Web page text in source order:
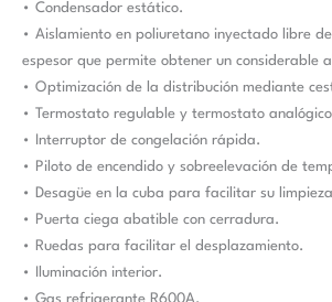
• Condensador estático.
• Aislamiento en poliuretano inyectado libre de
espesor que permite obtener un considerable
• Optimización de la distribución mediante
• Termostato regulable y termostato
• Interruptor de congelación rápida.
• Piloto de encendido y sobreelevación de
• Desagüe en la cuba para facilitar su
• Puerta ciega abatible con cerradura.
• Ruedas para facilitar el desplazamiento.
• Iluminación interior.